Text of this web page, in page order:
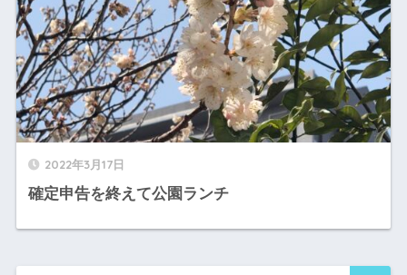
2022年3月17日
確定申告を終えて公園ランチ